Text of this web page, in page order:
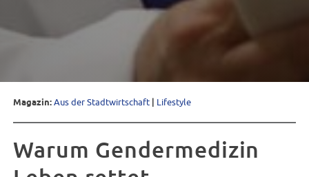
Magazin:Aus der Stadtwirtschaft Lifestyle
Warum Gendermedizin